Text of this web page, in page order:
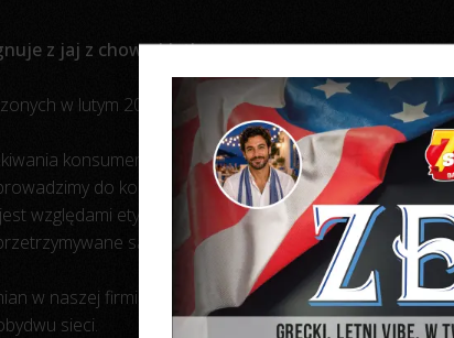
z jaj z chowu klatkowego.
w lutym 2018 roku badań instytutu IBRIS wynika,
konsumentów podjęliśmy decyzję, że w sieci 7
do końca 2019 roku. Dotyczy to jaj w każdej
względami etycznymi i chęcią zapewnienia klientom
są w ciasnych klatkach i hodowane w
w naszej firmie była organizacja „Otwarte Klatki”,
sieci.